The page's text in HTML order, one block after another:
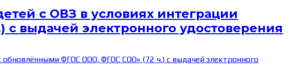
с ОВЗ в условиях интеграции
с выдачей электронного удостоверения